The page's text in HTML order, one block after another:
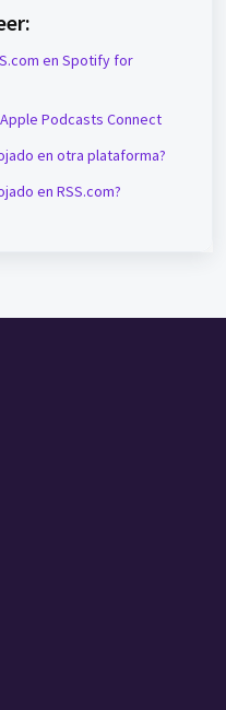
en Spotify for
Podcasts Connect
en otra plataforma?
en RSS.com?